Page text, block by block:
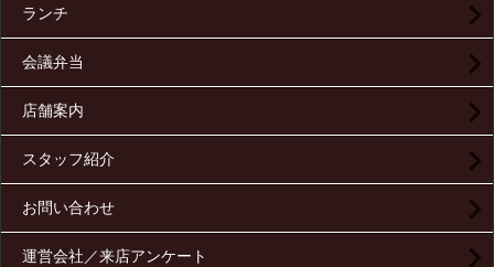
ランチ
会議弁当
店舗案内
スタッフ紹介
お問い合わせ
運営会社／来店アンケート